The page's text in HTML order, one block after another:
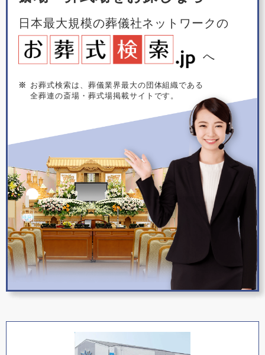
日本最大規模の葬儀社ネットワークの
へ
※
お葬式検索は、葬儀業界最大の団体組織である
全葬連の斎場・葬式場掲載サイトです。